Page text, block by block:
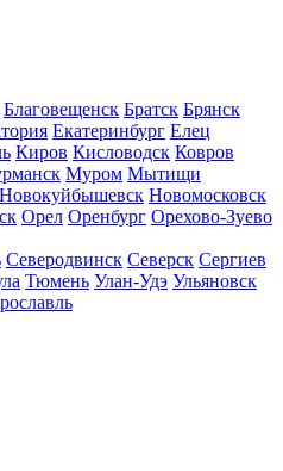
Благовещенск Братск Брянск
Екатеринбург Елец
Киров Кисловодск Ковров
Муром Мытищи
Новокуйбышевск Новомосковск
Орел Оренбург Орехово-Зуево
Северодвинск Северск Сергиев
Тюмень Улан-Удэ Ульяновск